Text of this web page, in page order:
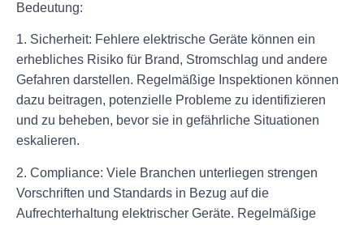
Bedeutung:
1. Sicherheit: Fehlere elektrische Geräte können ein
erhebliches Risiko für Brand, Stromschlag und andere
Gefahren darstellen. Regelmäßige Inspektionen können
dazu beitragen, potenzielle Probleme zu identifizieren
und zu beheben, bevor sie in gefährliche Situationen
eskalieren.
2. Compliance: Viele Branchen unterliegen strengen
Vorschriften und Standards in Bezug auf die
Aufrechterhaltung elektrischer Geräte. Regelmäßige